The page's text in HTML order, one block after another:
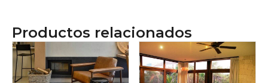
Productos relacionados